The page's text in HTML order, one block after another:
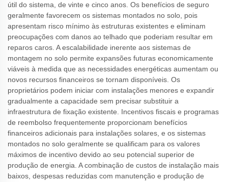
útil do sistema, de vinte e cinco anos. Os benefícios de seguro
geralmente favorecem os sistemas montados no solo, pois
apresentam risco mínimo às estruturas existentes e eliminam
preocupações com danos ao telhado que poderiam resultar em
reparos caros. A escalabilidade inerente aos sistemas de
montagem no solo permite expansões futuras economicamente
viáveis à medida que as necessidades energéticas aumentam ou
novos recursos financeiros se tornam disponíveis. Os
proprietários podem iniciar com instalações menores e expandir
gradualmente a capacidade sem precisar substituir a
infraestrutura de fixação existente. Incentivos fiscais e programas
de reembolso frequentemente proporcionam benefícios
financeiros adicionais para instalações solares, e os sistemas
montados no solo geralmente se qualificam para os valores
máximos de incentivo devido ao seu potencial superior de
produção de energia. A combinação de custos de instalação mais
baixos, despesas reduzidas com manutenção e produção de